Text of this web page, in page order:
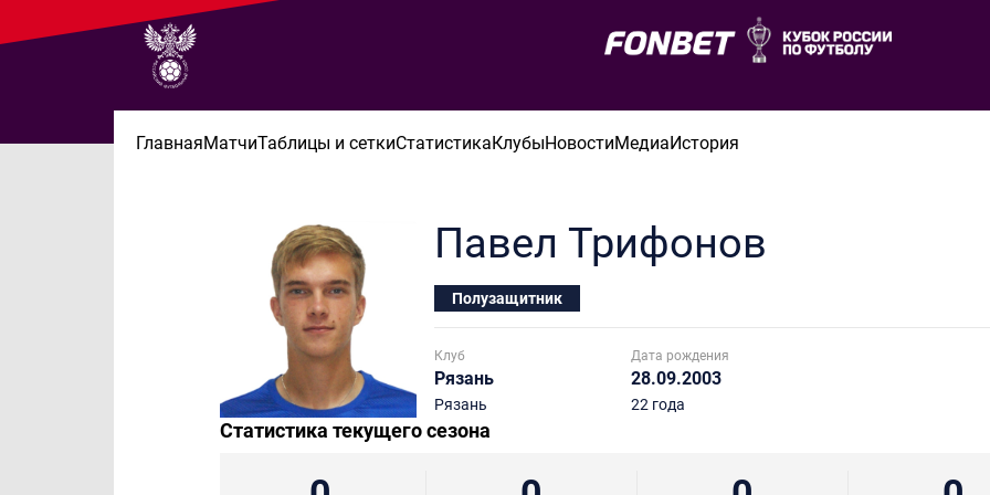
ГлавнаяМатчиТаблицы и сеткиСтатистикаКлубыНовостиМедиаИстория
Павел Трифонов
Полузащитник
Клуб
Рязань
Рязань
Дата рождения
28.09.2003
22 года
Статистика текущего сезона